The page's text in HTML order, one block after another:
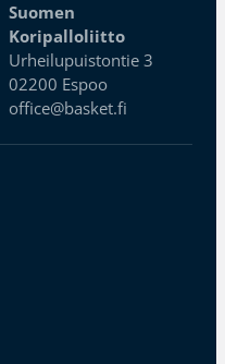
Suomen
Koripalloliitto
Urheilupuistontie 3
02200 Espoo
office@basket.fi